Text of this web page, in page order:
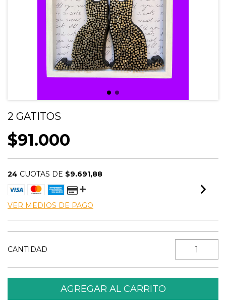
2 GATITOS
$91.000
24 CUOTAS DE $9.691,88
VER MEDIOS DE PAGO
CANTIDAD